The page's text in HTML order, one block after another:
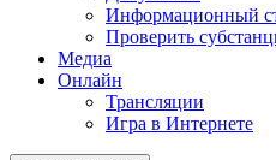
Информационный
Проверить
Медиа
Онлайн
Трансляции
Игра в Интернете